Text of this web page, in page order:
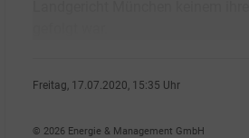
Freitag, 17.07.2020, 15:35 Uhr
© 2026 Energie & Management GmbH